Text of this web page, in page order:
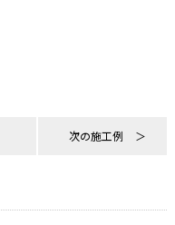
次の施工例